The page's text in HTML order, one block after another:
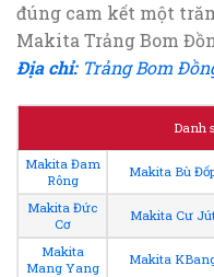
đúng cam kết một
Makita Trảng Bom
Địa chỉ: Trảng Bom
Danh
Makita Đam
Rông
Makita Bù
Makita Đức
Cơ
Makita Cư
Makita
Mang Yang
Makita